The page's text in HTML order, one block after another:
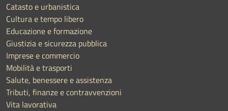
Catasto e urbanistica
Cultura e tempo libero
Educazione e formazione
Giustizia e sicurezza pubblica
Imprese e commercio
Mobilità e trasporti
Salute, benessere e assistenza
Tributi, finanze e contravvenzioni
Vita lavorativa